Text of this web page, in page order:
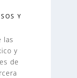
Y
las
y
de